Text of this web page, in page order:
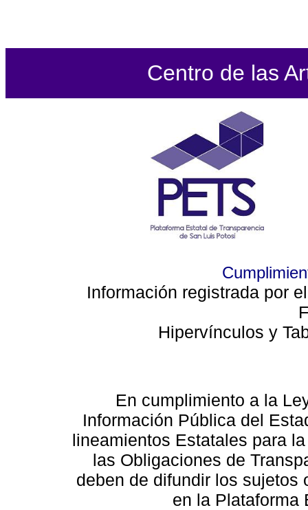
Centro de las
Información registrada por
Hipervínculos y
En cumplimiento a la
Información Pública del
lineamientos Estatales para
las Obligaciones de
deben de difundir los sujetos
en la Plataforma